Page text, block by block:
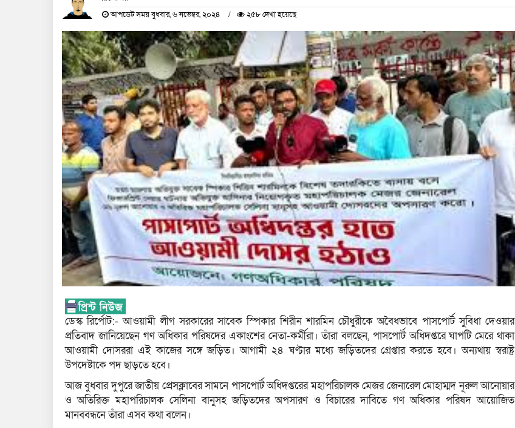
আপডেট সময় বুধবার, ৬ নভেম্বর, ২০২৪ ২৫৮ দেখা হয়েছে
ডেস্ক রির্পোট:- আওয়ামী লীগ সরকারের সাবেক স্পিকার শিরীন শারমিন চৌধুরীকে অবৈধভাবে পাসপোর্ট সুবিধা দেওয়ার
প্রতিবাদ জানিয়েছেন গণ অধিকার পরিষদের একাংশের নেতা-কর্মীরা। তাঁরা বলছেন, পাসপোর্ট অধিদপ্তরে ঘাপটি মেরে থাকা
আওয়ামী দোসররা এই কাজের সঙ্গে জড়িত। আগামী ২৪ ঘণ্টার মধ্যে জড়িতদের গ্রেপ্তার করতে হবে। অন্যথায় স্বরাষ্ট্র
উপদেষ্টাকে পদ ছাড়তে হবে।
আজ বুধবার দুপুরে জাতীয় প্রেসক্লাবের সামনে পাসপোর্ট অধিদপ্তরের মহাপরিচালক মেজর জেনারেল মোহাম্মদ নূরুল আনোয়ার
ও অতিরিক্ত মহাপরিচালক সেলিনা বানুসহ জড়িতদের অপসারণ ও বিচারের দাবিতে গণ অধিকার পরিষদ আয়োজিত
মানববন্ধনে তাঁরা এসব কথা বলেন।